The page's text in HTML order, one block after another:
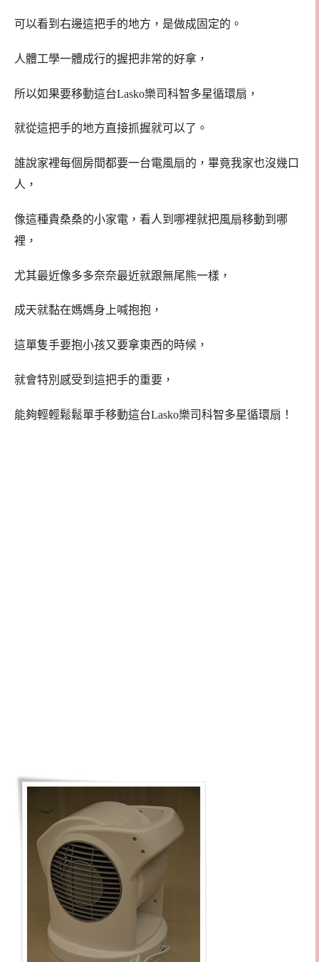
可以看到右邊這把手的地方，是做成固定的。
人體工學一體成行的握把非常的好拿，
所以如果要移動這台Lasko樂司科智多星循環扇，
就從這把手的地方直接抓握就可以了。
誰說家裡每個房間都要一台電風扇的，畢竟我家也沒幾口
人，
像這種貴桑桑的小家電，看人到哪裡就把風扇移動到哪
裡，
尤其最近像多多奈奈最近就跟無尾熊一樣，
成天就黏在媽媽身上喊抱抱，
這單隻手要抱小孩又要拿東西的時候，
就會特別感受到這把手的重要，
能夠輕輕鬆鬆單手移動這台Lasko樂司科智多星循環扇！